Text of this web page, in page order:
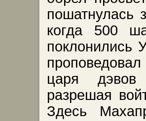
пошатнулась
когда 500
поклонились
царя
разрешая
Здесь